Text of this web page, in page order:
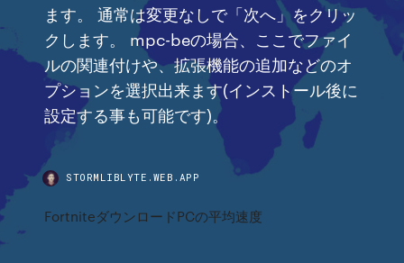
ます。 通常は変更なしで「次へ」をクリッ
クします。 mpc-beの場合、ここでファイ
ルの関連付けや、拡張機能の追加などのオ
プションを選択出来ます(インストール後に
設定する事も可能です)。
STORMLIBLYTE.WEB.APP
FortniteダウンロードPCの平均速度